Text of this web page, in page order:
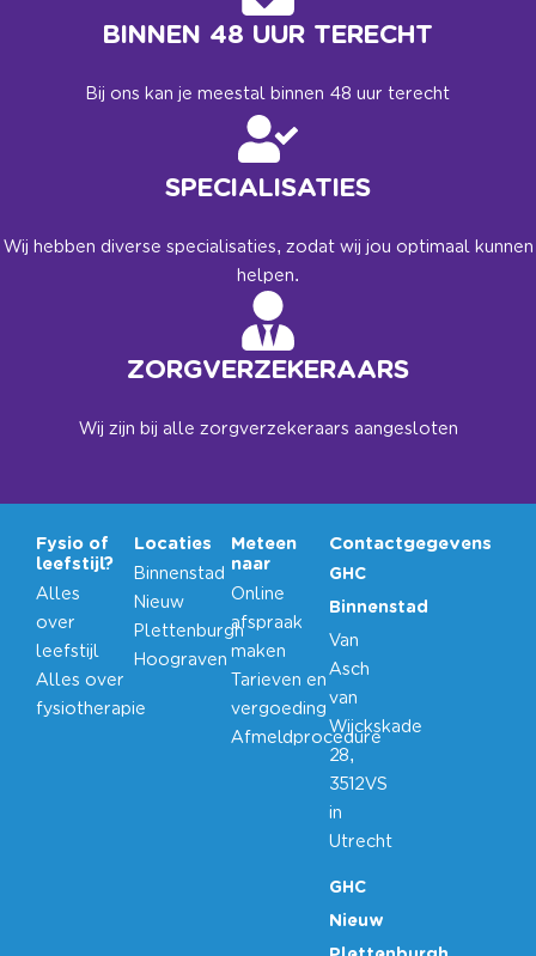
BINNEN 48 UUR TERECHT
Bij ons kan je meestal binnen 48 uur terecht
SPECIALISATIES
Wij hebben diverse specialisaties, zodat wij jou optimaal kunnen
helpen.
ZORGVERZEKERAARS
Wij zijn bij alle zorgverzekeraars aangesloten
Fysio of
leefstijl?
Alles
over
leefstijl
Alles over
fysiotherapie
Locaties
Binnenstad
Nieuw
Plettenburgh
Hoograven
Meteen
naar
Online
afspraak
maken
Tarieven en
vergoeding
Afmeldprocedure
Contactgegevens
GHC
Binnenstad
Van
Asch
van
Wijckskade
28,
3512VS
in
Utrecht
GHC
Nieuw